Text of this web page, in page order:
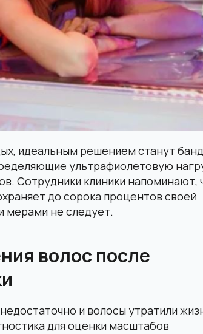
идеальным решением станут
ультрафиолетовую
Сотрудники клиники напоминают,
до сорока процентов своей
мерами не следует.
волос после
и волосы утратили
для оценки масштабов